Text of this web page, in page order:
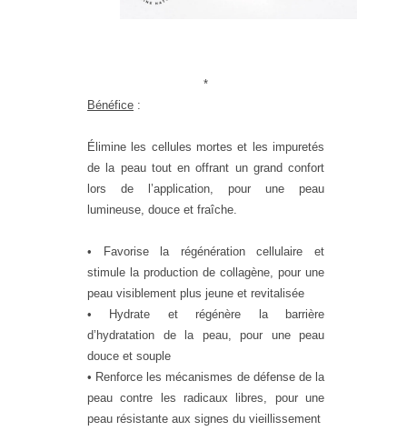
*
Bénéfice :
Élimine les cellules mortes et les impuretés
de la peau tout en offrant un grand confort
lors de l’application, pour une peau
lumineuse, douce et fraîche.
• Favorise la régénération cellulaire et
stimule la production de collagène, pour une
peau visiblement plus jeune et revitalisée
• Hydrate et régénère la barrière
d’hydratation de la peau, pour une peau
douce et souple
• Renforce les mécanismes de défense de la
peau contre les radicaux libres, pour une
peau résistante aux signes du vieillissement